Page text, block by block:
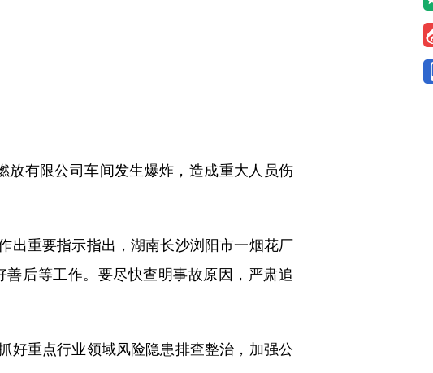
有限公司车间发生爆炸，造成重大人员伤
重要指示指出，湖南长沙浏阳市一烟花厂
后等工作。要尽快查明事故原因，严肃追
重点行业领域风险隐患排查整治，加强公